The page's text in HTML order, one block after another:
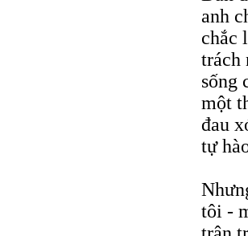
anh
chắc
trách
sống
một
đau
tự
tôi -